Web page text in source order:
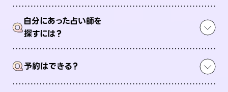
Q自分にあった占い師を
探すには？
Q予約はできる？